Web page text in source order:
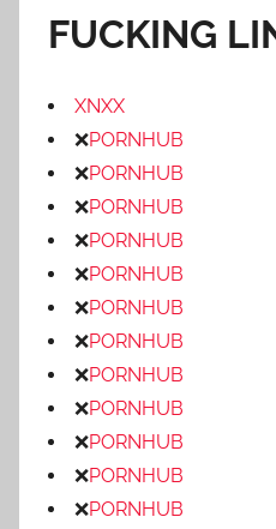
FUCKING
XNXX
❌PORNHUB
❌PORNHUB
❌PORNHUB
❌PORNHUB
❌PORNHUB
❌PORNHUB
❌PORNHUB
❌PORNHUB
❌PORNHUB
❌PORNHUB
❌PORNHUB
❌PORNHUB